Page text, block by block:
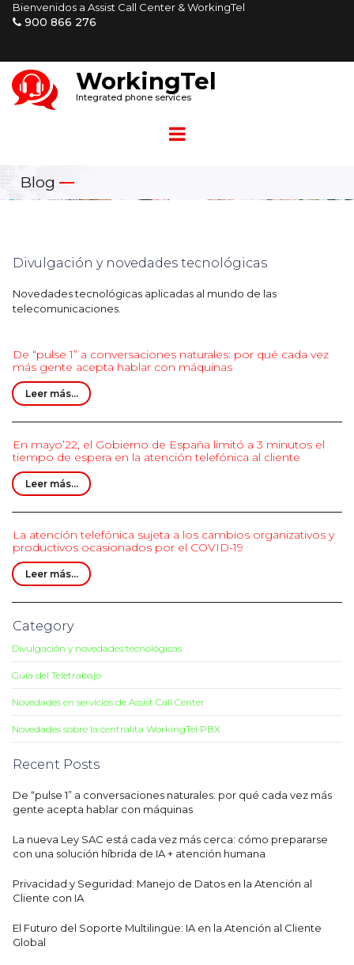
Bienvenidos a Assist Call Center & WorkingTel
 900 866 276
WorkingTel
Integrated phone services
Blog —
Divulgación y novedades tecnológicas
Novedades tecnológicas aplicadas al mundo de las
telecomunicaciones.
De “pulse 1” a conversaciones naturales: por qué cada vez
más gente acepta hablar con máquinas
Leer más...
En mayo’22, el Gobierno de España limitó a 3 minutos el
tiempo de espera en la atención telefónica al cliente
Leer más...
La atención telefónica sujeta a los cambios organizativos y
productivos ocasionados por el COVID-19
Leer más...
Category
Divulgación y novedades tecnológicas
Guía del Teletrabajo
Novedades en servicios de Assist Call Center
Novedades sobre la centralita WorkingTel PBX
Recent Posts
De “pulse 1” a conversaciones naturales: por qué cada vez más
gente acepta hablar con máquinas
La nueva Ley SAC está cada vez más cerca: cómo prepararse
con una solución híbrida de IA + atención humana
Privacidad y Seguridad: Manejo de Datos en la Atención al
Cliente con IA
El Futuro del Soporte Multilingüe: IA en la Atención al Cliente
Global